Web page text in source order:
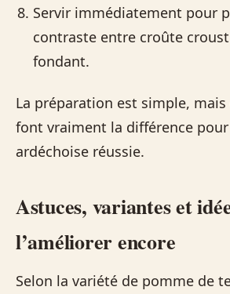
Servir immédiatement pour
contraste entre croûte
fondant.
La préparation est simple,
font vraiment la différence
ardéchoise réussie.
Astuces, variantes et
l’améliorer encore
Selon la variété de pomme de